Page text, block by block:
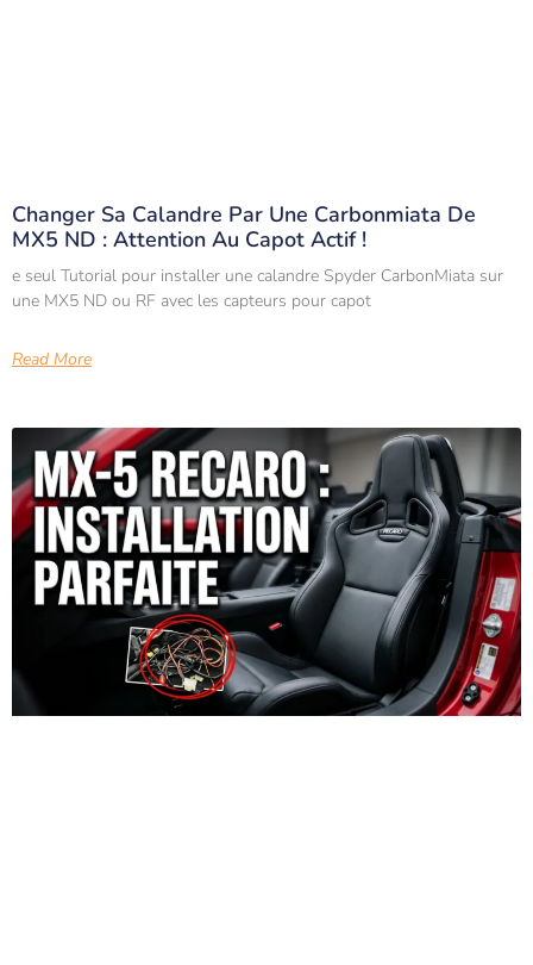
Changer Sa Calandre Par Une Carbonmiata De
MX5 ND : Attention Au Capot Actif !
e seul Tutorial pour installer une calandre Spyder CarbonMiata sur
une MX5 ND ou RF avec les capteurs pour capot
Read More